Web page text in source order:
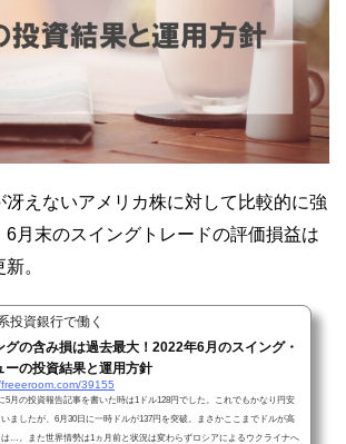
冴えないアメリカ株に対して比較的に強
6月末のスイングトレードの評価損益は
。
投資銀行で働く
グの含み損は過去最大！2022年6月のスイング・
ーの投資結果と運用方針
39155
5月の投資報告記事を書いた時は1ドル128円でした。これでもかなり円安
ましたが、6月30日に一時ドルが137円を突破。まさかここまでドルが高
は…。また世界情勢は1ヵ月前と状況は変わらずロシアによるウクライナへ